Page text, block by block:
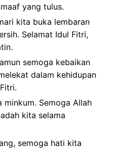
yang tulus.
kita buka lembaran
Selamat Idul Fitri,
semoga kebaikan
dalam kehidupan
minkum. Semoga Allah
kita selama
semoga hati kita